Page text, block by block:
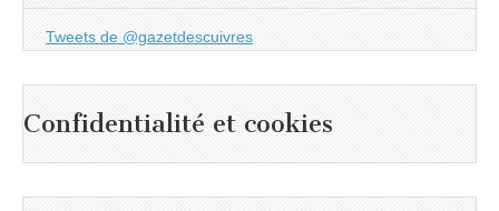
Tweets de @gazetdescuivres
Confidentialité et cookies